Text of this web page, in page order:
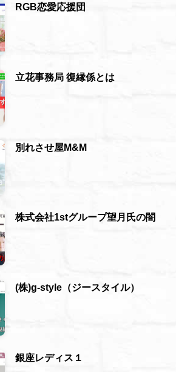
RGB恋愛応援団
立花事務局 復縁係とは
別れさせ屋M&M
株式会社1stグループ望月氏の闇
(株)g-style（ジースタイル）
銀座レディス１